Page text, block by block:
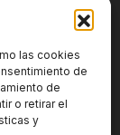
las cookies
de
de
o retirar el
y